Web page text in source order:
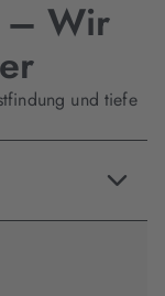
– Wir
und tiefe